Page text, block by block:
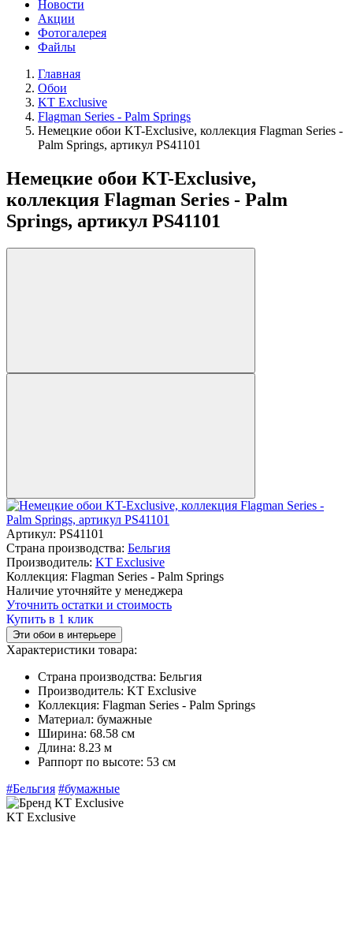
Новости
Акции
Фотогалерея
Файлы
Главная
Обои
KT Exclusive
Flagman Series - Palm Springs
Немецкие обои KT-Exclusive, коллекция Flagman Series -
Palm Springs, артикул PS41101
Немецкие обои KT-Exclusive,
коллекция Flagman Series - Palm
Springs, артикул PS41101
Артикул: PS41101
Страна производства: Бельгия
Производитель: KT Exclusive
Коллекция: Flagman Series - Palm Springs
Наличие уточняйте у менеджера
Уточнить остатки и стоимость
Купить в 1 клик
Эти обои в интерьере
Характеристики товара:
Страна производства: Бельгия
Производитель: KT Exclusive
Коллекция: Flagman Series - Palm Springs
Материал: бумажные
Ширина: 68.58 см
Длина: 8.23 м
Раппорт по высоте: 53 см
#Бельгия #бумажные
KT Exclusive